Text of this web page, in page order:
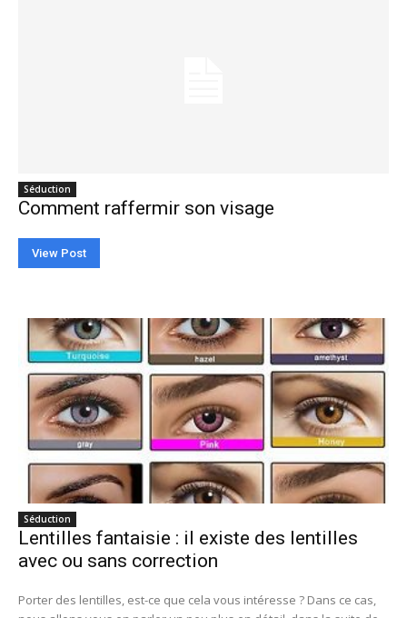
Séduction
Comment raffermir son visage
View Post
Séduction
Lentilles fantaisie : il existe des lentilles
avec ou sans correction
Porter des lentilles, est-ce que cela vous intéresse ? Dans ce cas,